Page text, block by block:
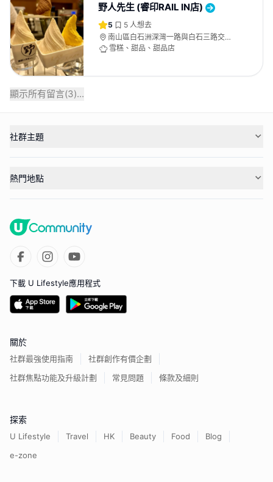
野人先生 (睿印RAIL IN店)
5 5 人想去
南山區白石洲深灣一路與白石三路交匯
處深圳灣睿印RAIL IN B2層
雪糕、甜品、甜品店
顯示所有留言(3)...
社群主題
熱門地點
下載 U Lifestyle應用程式
關於
社群最強使用指南
社群創作有價企劃
社群焦點功能及升級計劃
常見問題 條款及細則
探索
U Lifestyle Travel HK Beauty Food
Blog
e-zone